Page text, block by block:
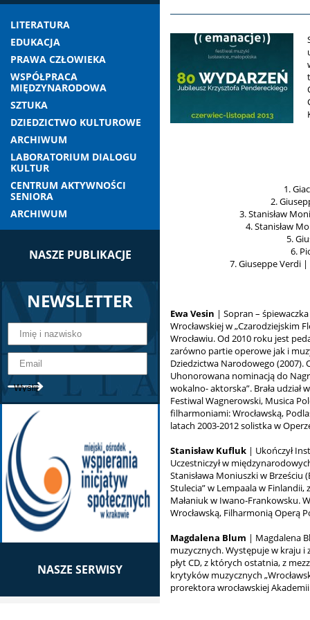
LITERATURA
EDUKACJA
PRAWA CZŁOWIEKA
WSPÓŁPRACA
MIĘDZYNARODOWA
SZTUKA
DZIEDZICTWO KULTUROWE
ARCHIWUM
LABORATORIUM DIALOGU
KULTUR
CENTRUM AKTYWNOŚCI
SENIORA
ARCHIWUM
NASZE PUBLIKACJE
NEWSLETTER
NASZE SERWISY
1.
2.
3. Stanisław
4. Stanisław
5.
6.
7. Giuseppe Verdi
Ewa Vesin | Sopran –
Wrocławskiej w „Czarodziejskim
Wrocławiu. Od 2010 roku jest
zarówno partie operowe jak i
Dziedzictwa Narodowego (2007).
Uhonorowana nominacją do
wokalno- aktorska”. Brała
Festiwal Wagnerowski, Musica
filharmoniami: Wrocławską,
latach 2003-2012 solistka w
Stanisław Kufluk | Ukończył
Uczestniczył w
Stanisława Moniuszki w Brześciu
Stulecia” w Lempaala w
Małaniuk w Iwano-Frankowsku.
Wrocławską, Filharmonią Operą
Magdalena Blum | Magdalena
muzycznych. Występuje w kraju i
płyt CD, z których ostatnia, z
krytyków muzycznych
prorektora wrocławskiej